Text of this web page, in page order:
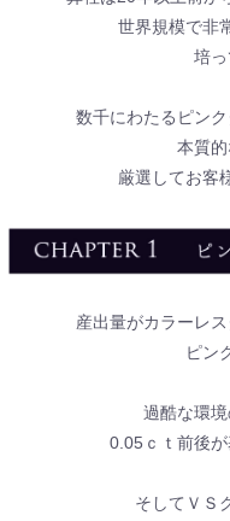
世界規模で非
培っ
数千にわたるピン
本質的
厳選してお客
産出量がカラーレ
ピン
過酷な環境
0.05ｃｔ前後が
そしてＶＳ